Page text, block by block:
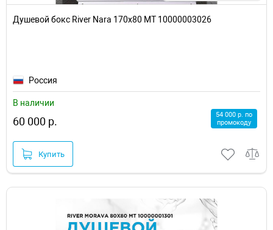
Душевой бокс River Nara 170x80 МТ 10000003026
Россия
В наличии
60 000 р.
54 000 р. по
промокоду
Купить